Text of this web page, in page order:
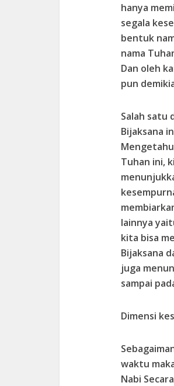
hanya
segala
bentuk
nama
Dan oleh
pun
Salah satu
Bijaksana
Tuhan ini,
lainnya
kita bisa
Bijaksana
juga
sampai
Dimensi
waktu
Nabi